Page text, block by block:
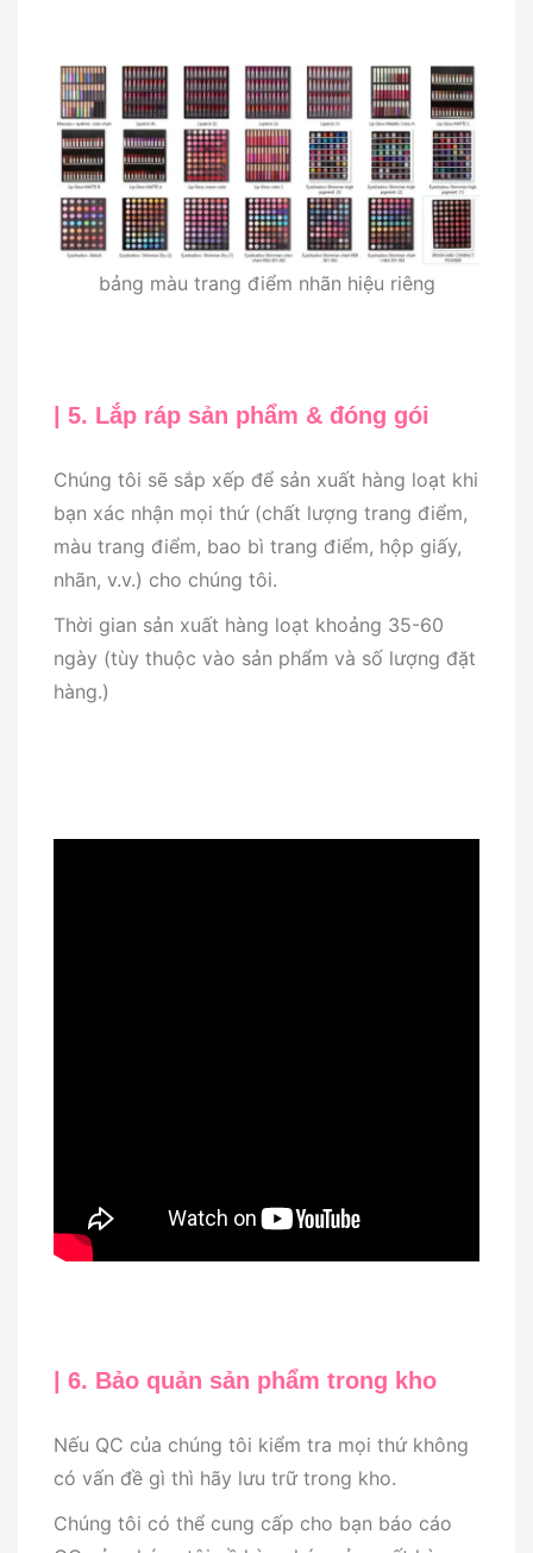
bảng màu trang điểm nhãn hiệu riêng
| 5. Lắp ráp sản phẩm & đóng gói
Chúng tôi sẽ sắp xếp để sản xuất hàng loạt khi
bạn xác nhận mọi thứ (chất lượng trang điểm,
màu trang điểm, bao bì trang điểm, hộp giấy,
nhãn, v.v.) cho chúng tôi.
Thời gian sản xuất hàng loạt khoảng 35-60
ngày (tùy thuộc vào sản phẩm và số lượng đặt
hàng.)
| 6. Bảo quản sản phẩm trong kho
Nếu QC của chúng tôi kiểm tra mọi thứ không
có vấn đề gì thì hãy lưu trữ trong kho.
Chúng tôi có thể cung cấp cho bạn báo cáo